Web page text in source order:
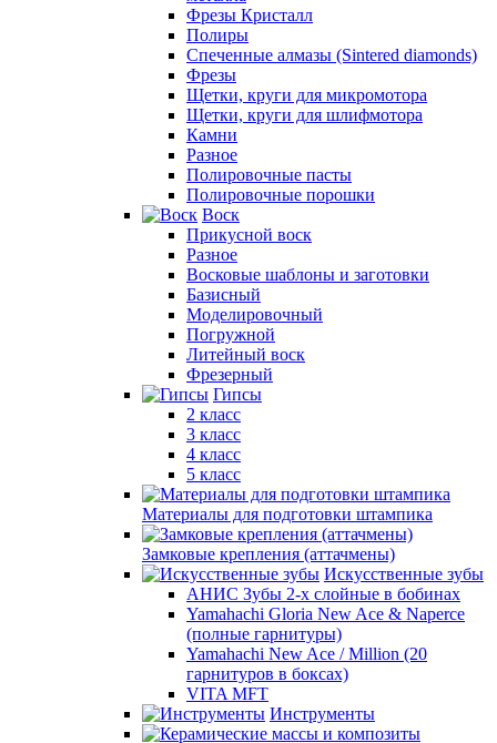
Фрезы Кристалл
Полиры
Спеченные алмазы (Sintered diamonds)
Фрезы
Щетки, круги для микромотора
Щетки, круги для шлифмотора
Камни
Разное
Полировочные пасты
Полировочные порошки
Воск
Прикусной воск
Разное
Восковые шаблоны и заготовки
Базисный
Моделировочный
Погружной
Литейный воск
Фрезерный
Гипсы
2 класс
3 класс
4 класс
5 класс
Материалы для подготовки штампика
Замковые крепления (аттачмены)
Искусственные зубы
АНИС Зубы 2-х слойные в бобинах
Yamahachi Gloria New Ace & Naperce
(полные гарнитуры)
Yamahachi New Ace / Million (20
гарнитуров в боксах)
VITA MFT
Инструменты